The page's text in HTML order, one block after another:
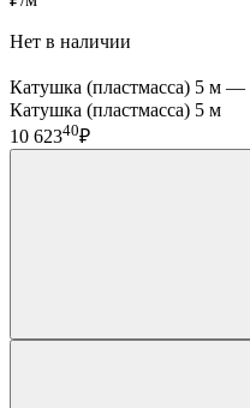
Нет в наличии
Катушка (пластмасса) 5 м —
Катушка (пластмасса) 5 м
10 62340₽